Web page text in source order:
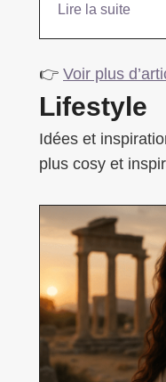
Lire la suite
👉 Voir plus
Lifestyle
Idées et
plus cosy et